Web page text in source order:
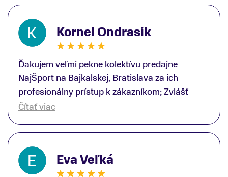
Kornel Ondrasik
Ďakujem veľmi pekne kolektívu predajne
NajŠport na Bajkalskej, Bratislava za ich
profesionálny prístup k zákazníkom; Zvlášť
ďakujem špecialistovi Martinovi Gunišovi za
lyžiarskej obuvi, ako aj prilby.. všetko značka
Atomic; Pán Martin Guniš mi svojou
odbornosťou otvoril nové obzory a dozvedel
som sa, vďaka jeho profesionálnemu prístupu k
Čítať viac
Eva Veľká